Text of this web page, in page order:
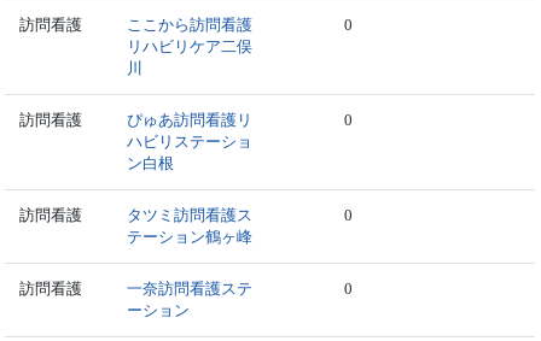
訪問看護
ここから訪問看護
リハビリケア二俣
川
0
訪問看護
ぴゅあ訪問看護リ
ハビリステーショ
ン白根
0
訪問看護
タツミ訪問看護ス
テーション鶴ヶ峰
0
訪問看護
一奈訪問看護ステ
ーション
0